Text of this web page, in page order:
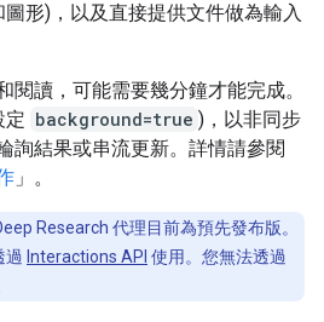
形)，以及直接提供文件做為輸入
閱讀，可能需要幾分鐘才能完成。
定 background=true )，以非同步
詢結果或串流更新。詳情請參閱
」。
Research 代理目前為預先發布版。
過 Interactions API 使用。您無法透過